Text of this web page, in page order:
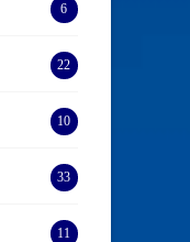
6
22
10
33
11